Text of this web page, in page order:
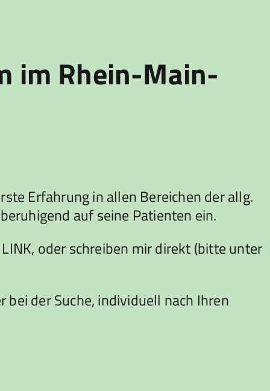
im Rhein-Main-
Erfahrung in allen Bereichen der allg.
auf seine Patienten ein.
oder schreiben mir direkt (bitte unter
der Suche, individuell nach Ihren